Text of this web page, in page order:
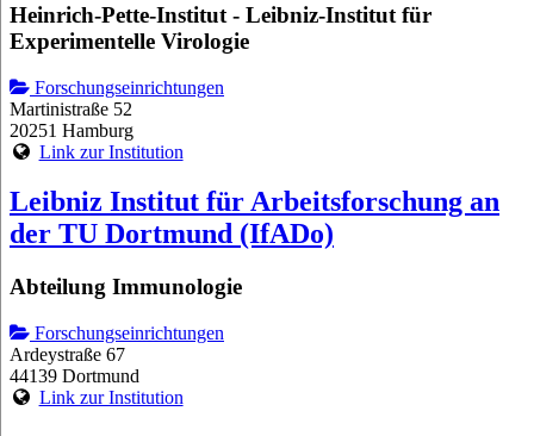
Heinrich-Pette-Institut - Leibniz-Institut für
Experimentelle Virologie
Forschungseinrichtungen
Martinistraße 52
20251 Hamburg
Link zur Institution
Leibniz Institut für Arbeitsforschung an
der TU Dortmund (IfADo)
Abteilung Immunologie
Forschungseinrichtungen
Ardeystraße 67
44139 Dortmund
Link zur Institution